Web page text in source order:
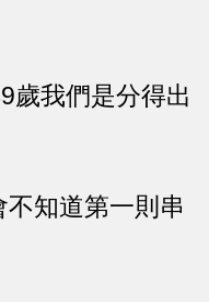
歲我們是分得出
知道第一則串